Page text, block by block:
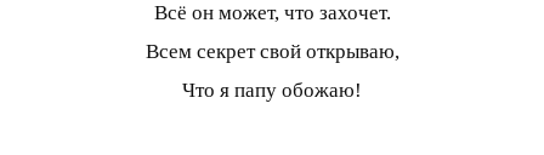
Всё он может, что захочет.
Всем секрет свой открываю,
Что я папу обожаю!